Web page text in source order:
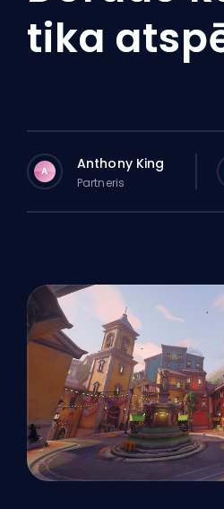
tika
A Anthony King
Partneris